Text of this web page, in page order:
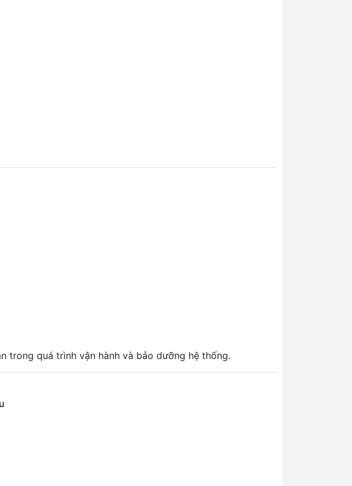
trong quá trình vận hành và bảo dưỡng hệ thống.